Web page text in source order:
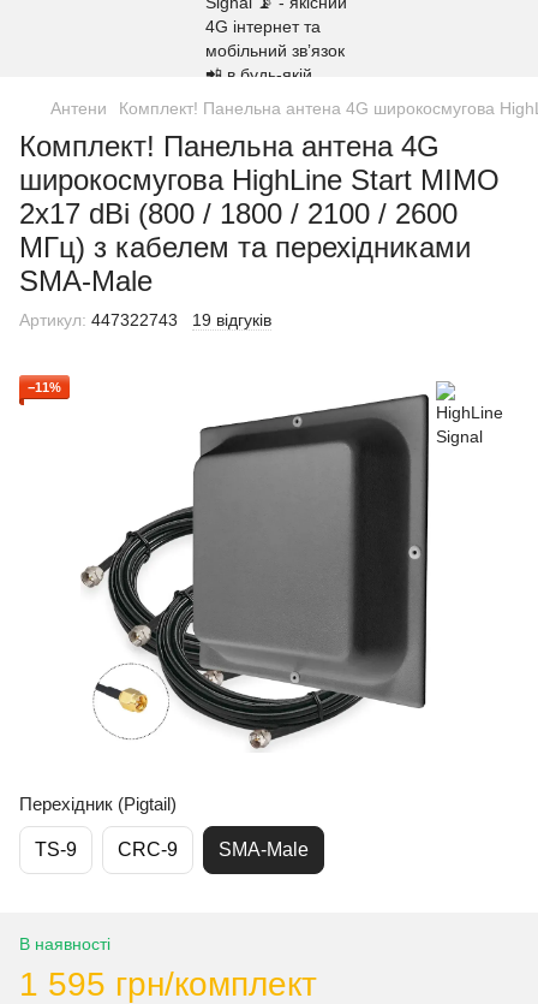
Антени Комплект! Панельна антена 4G широкосмугова
Комплект! Панельна антена 4G
широкосмугова HighLine Start MIMO
2x17 dBi (800 / 1800 / 2100 / 2600
МГц) з кабелем та перехідниками
SMA-Male
Артикул: 447322743 19 відгуків
−11%
Перехідник (Pigtail)
TS-9 CRC-9 SMA-Male
В наявності
1 595 грн/комплект